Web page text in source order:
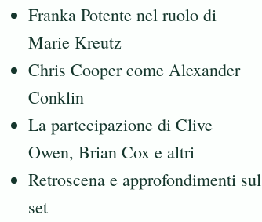
Franka Potente nel ruolo di
Marie Kreutz
Chris Cooper come Alexander
Conklin
La partecipazione di Clive
Owen, Brian Cox e altri
Retroscena e approfondimenti sul
set